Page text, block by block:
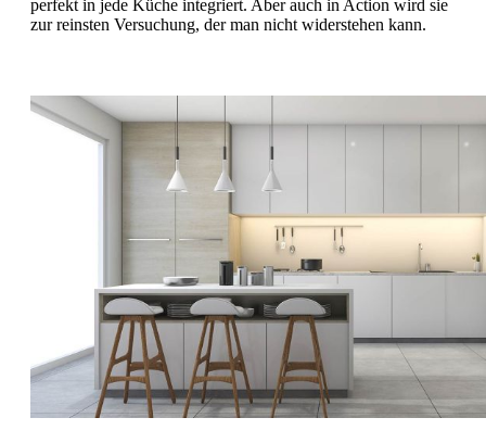
perfekt in jede Küche integriert. Aber auch in Action wird sie
zur reinsten Versuchung, der man nicht widerstehen kann.